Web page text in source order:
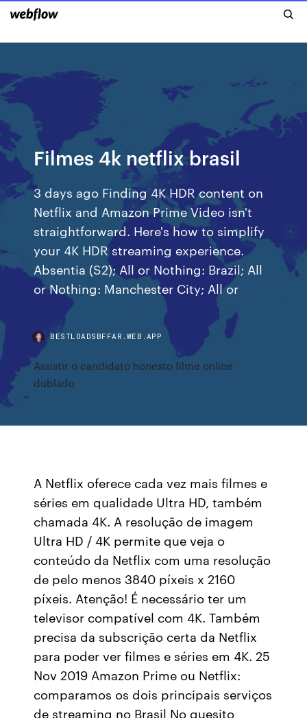
Filmes 4k netflix brasil
3 days ago Finding 4K HDR content on
Netflix and Amazon Prime Video isn't
straightforward. Here's how to simplify
your 4K HDR streaming experience.
Absentia (S2); All or Nothing: Brazil; All
or Nothing: Manchester City; All or
BESTLOADSBFFAR.WEB.APP
Assistir o candidato honesto filme online
dublado
A Netflix oferece cada vez mais filmes e
séries em qualidade Ultra HD, também
chamada 4K. A resolução de imagem
Ultra HD / 4K permite que veja o
conteúdo da Netflix com uma resolução
de pelo menos 3840 píxeis x 2160
píxeis. Atenção! É necessário ter um
televisor compatível com 4K. Também
precisa da subscrição certa da Netflix
para poder ver filmes e séries em 4K. 25
Nov 2019 Amazon Prime ou Netflix:
comparamos os dois principais serviços
de streaming no Brasil No quesito